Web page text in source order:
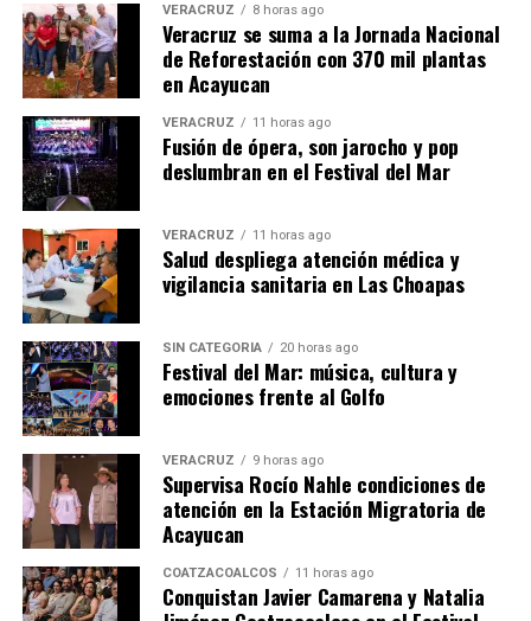
VERACRUZ 8 horas ago
Veracruz se suma a la Jornada Nacional
de Reforestación con 370 mil plantas
en Acayucan
VERACRUZ 11 horas ago
Fusión de ópera, son jarocho y pop
deslumbran en el Festival del Mar
VERACRUZ 11 horas ago
Salud despliega atención médica y
vigilancia sanitaria en Las Choapas
SIN CATEGORÍA 20 horas ago
Festival del Mar: música, cultura y
emociones frente al Golfo
VERACRUZ 9 horas ago
Supervisa Rocío Nahle condiciones de
atención en la Estación Migratoria de
Acayucan
COATZACOALCOS 11 horas ago
Conquistan Javier Camarena y Natalia